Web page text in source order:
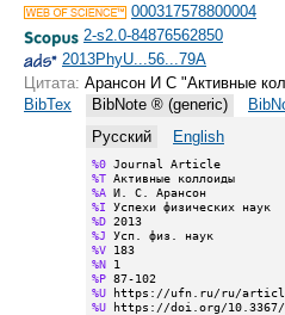
000317578800004
2-s2.0-84876562850
2013PhyU...56...79A
Цитата: Арансон И С "Активные
BibTex
BibNote ® (generic)
Русский
English
%0
%T
%A
%I
%D
%J
%V
%N
%P
%U
%U https://doi.org/10.3367/